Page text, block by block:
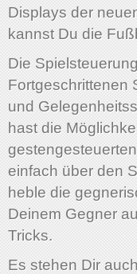
Displays der
kannst Du die
Die
Fortgeschrittenen
und
hast die
einfach über den
heble die
Deinem Gegner
Tricks.
Es stehen Dir